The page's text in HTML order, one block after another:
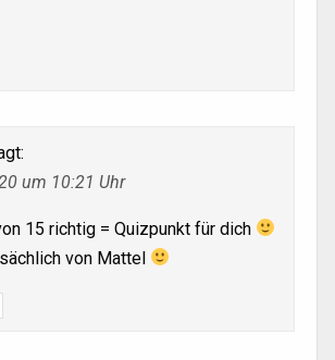
um 10:21 Uhr
15 richtig = Quizpunkt für dich
von Mattel